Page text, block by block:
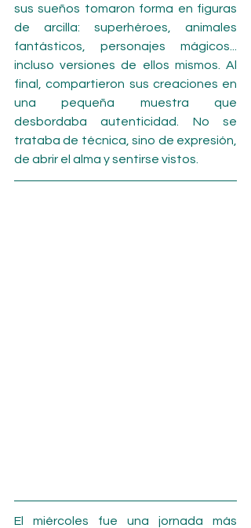
sus sueños tomaron forma en figuras
de arcilla: superhéroes, animales
fantásticos, personajes mágicos...
incluso versiones de ellos mismos. Al
final, compartieron sus creaciones en
una pequeña muestra que
desbordaba autenticidad. No se
trataba de técnica, sino de expresión,
de abrir el alma y sentirse vistos.
El miércoles fue una jornada más